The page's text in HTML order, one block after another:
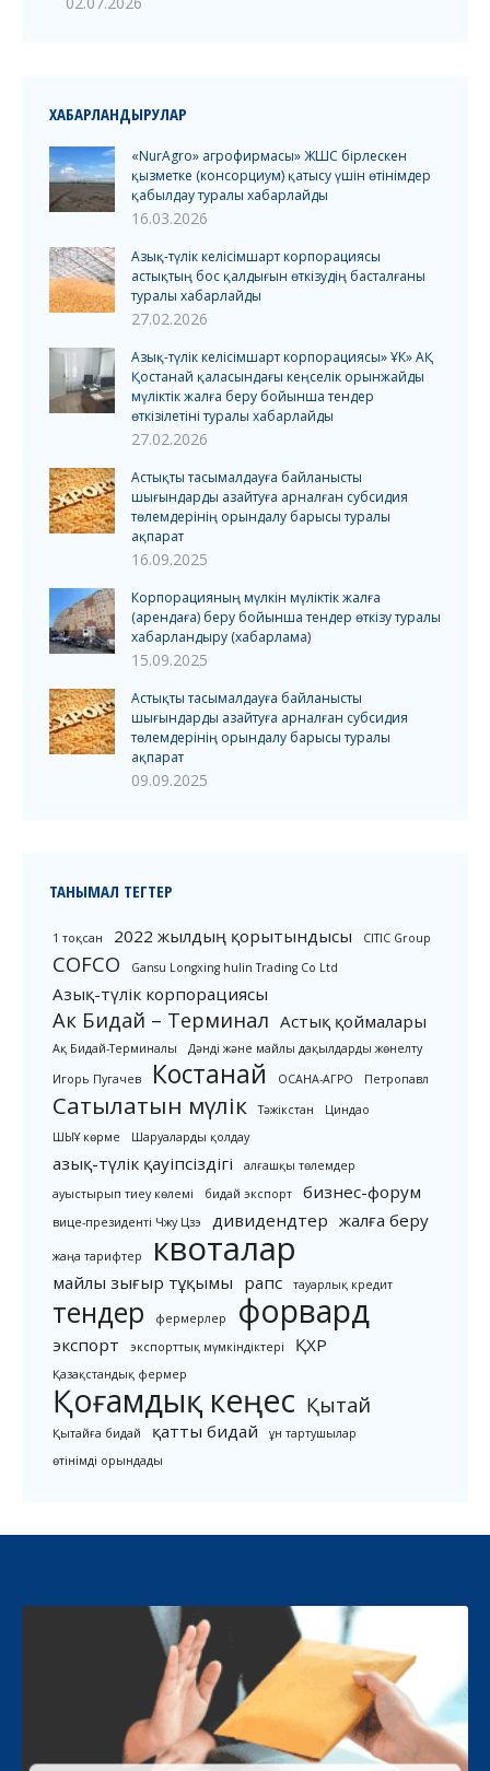
ХАБАРЛАНДЫРУЛАР
«NurAgro» агрофирмасы» ЖШС бірлескен
қызметке (консорциум) қатысу үшін өтінімдер
қабылдау туралы хабарлайды
16.03.2026
Азық-түлік келісімшарт корпорациясы
астықтың бос қалдығын өткізудің басталғаны
туралы хабарлайды
27.02.2026
Азық-түлік келісімшарт корпорациясы» ҰК» АҚ
Қостанай қаласындағы кеңселік орынжайды
мүліктік жалға беру бойынша тендер
өткізілетіні туралы хабарлайды
27.02.2026
Астықты тасымалдауға байланысты
шығындарды азайтуға арналған субсидия
төлемдерінің орындалу барысы туралы
ақпарат
16.09.2025
Корпорацияның мүлкін мүліктік жалға
(арендаға) беру бойынша тендер өткізу туралы
хабарландыру (хабарлама)
15.09.2025
Астықты тасымалдауға байланысты
шығындарды азайтуға арналған субсидия
төлемдерінің орындалу барысы туралы
ақпарат
09.09.2025
ТАНЫМАЛ ТЕГТЕР
1 тоқсан 2022 жылдың қорытындысы CITIC Group
COFCO Gansu Longxing hulin Trading Co Ltd
Азық-түлік корпорациясы
Ак Бидай – Терминал Астық қоймалары
Ақ Бидай-Терминалы
Дәнді және майлы дақылдарды жөнелту
Игорь Пугачев
Костанай ОСАНА-АГРО Петропавл
Сатылатын мүлік Тәжікстан
Циндао
ШЫҰ көрме
Шаруаларды қолдау
азық-түлік қауіпсіздігі
алғашқы төлемдер
ауыстырып тиеу көлемі
бидай экспорт бизнес-форум
вице-президенті Чжу Цзэ дивидендтер жалға беру
жаңа тарифтер квоталар
майлы зығыр тұқымы рапс тауарлық кредит
тендер фермерлер форвард
экспорт экспорттық мүмкіндіктері ҚХР
Қазақстандық фермер
Қоғамдық кеңес Қытай
Қытайға бидай қатты бидай
ұн тартушылар
өтінімді орындады